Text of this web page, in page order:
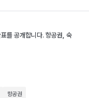
를 공개합니다. 항공권, 숙
항공권